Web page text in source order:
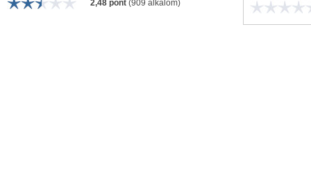
2,48 pont (909 alkalom)